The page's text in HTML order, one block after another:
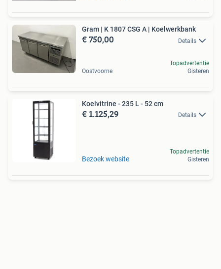
Gram | K 1807 CSG A | Koelwerkbank
€ 750,00 Details
Oostvoorne
Topadvertentie
Gisteren
Koelvitrine - 235 L - 52 cm
€ 1.125,29 Details
Bezoek website
Topadvertentie
Gisteren